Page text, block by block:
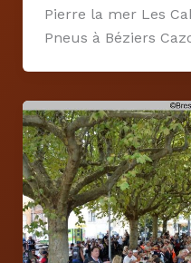
Pierre la mer Les
Pneus à Béziers